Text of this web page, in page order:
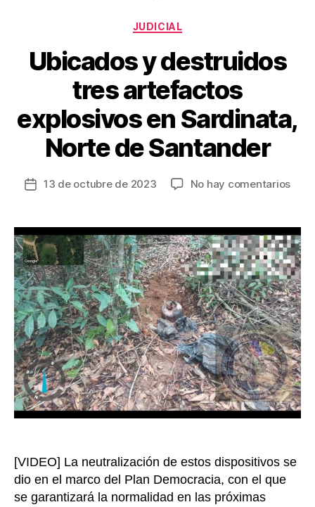
k
Categorías
JUDICIAL
Ubicados y destruidos
tres artefactos
explosivos en Sardinata,
Norte de Santander
Fecha
entrada
13 de octubre de 2023 No hay comentariosen
tres
en
de
[VIDEO] La neutralización de estos dispositivos se
dio en el marco del Plan Democracia, con el que
se garantizará la normalidad en las próximas